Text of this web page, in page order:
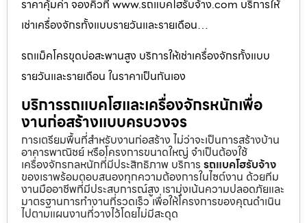
ราคาคุ้มค่า จองคิวที่ www.รถแบคโฮรับจ้าง.com บริการให้
เช่าเครื่องจักรทั้งแบบรายวันและรายเดือน…
รถแม็คโครขุดบ่อสะพานสูง บริการให้เช่าเครื่องจักรทั้งแบบ
รายวันและรายเดือน ในราคาเป็นกันเอง
บริการรถแบคโฮและเครื่องจักรหนักเพื่อ
งานก่อสร้างแบบครบวงจร
การเตรียมพื้นที่สำหรับงานก่อสร้าง ไม่ว่าจะเป็นการสร้างบ้าน
อาคารพาณิชย์ หรือโครงการขนาดใหญ่ จำเป็นต้องใช้
เครื่องจักรกลหนักที่มีประสิทธิภาพ บริการ รถแบคโฮรับจ้าง
ของเราพร้อมตอบสนองทุกความต้องการในไซต์งาน ด้วยทีม
งานมืออาชีพที่มีประสบการณ์สูง เรามุ่งเน้นความปลอดภัยและ
มาตรฐานการทำงานที่รวดเร็ว เพื่อให้โครงการของคุณดำเนิน
ไปตามแผนงานที่วางไว้โดยไม่มีสะดุด